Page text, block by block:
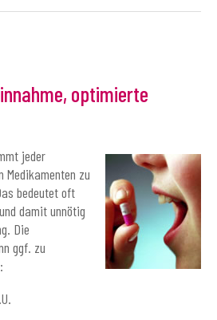
optimierte
jeder
Medikamenten zu
bedeutet oft
damit unnötig
Die
ggf. zu